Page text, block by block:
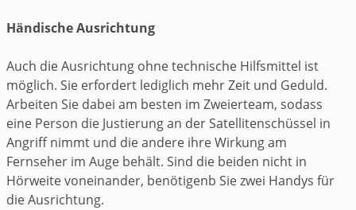
Händische Ausrichtung
Auch die Ausrichtung ohne technische Hilfsmittel ist
möglich. Sie erfordert lediglich mehr Zeit und Geduld.
Arbeiten Sie dabei am besten im Zweierteam, sodass
eine Person die Justierung an der Satellitenschüssel in
Angriff nimmt und die andere ihre Wirkung am
Fernseher im Auge behält. Sind die beiden nicht in
Hörweite voneinander, benötigenb Sie zwei Handys für
die Ausrichtung.